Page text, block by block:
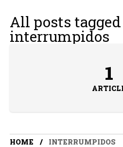
All posts
interrumpidos
1
HOME INTERRUMPIDOS